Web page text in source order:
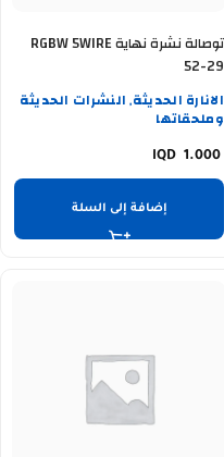
توصالة نشرة نهاية RGBW 5WIRE
52-29
الانارة الحديثة, النشرات الحديثة
وملحقاتها
1.000
إضافة إلى السلة